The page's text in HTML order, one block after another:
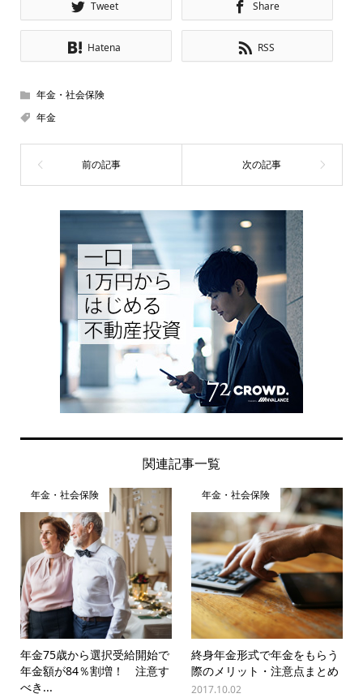
Tweet Share
Hatena RSS
年金・社会保険
年金
関連記事一覧
年金・社会保険
年金75歳から選択受給開始で
年金額が84％割増！ 注意す
べき...
年金・社会保険
終身年金形式で年金をもらう
際のメリット・注意点まとめ
2017.10.02